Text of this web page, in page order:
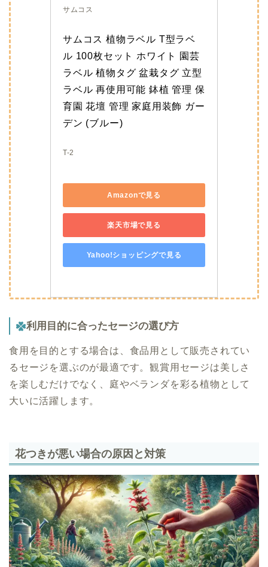
サムコス
サムコス 植物ラベル T型ラベ
ル 100枚セット ホワイト 園芸
ラベル 植物タグ 盆栽タグ 立型
ラベル 再使用可能 鉢植 管理 保
育園 花壇 管理 家庭用装飾 ガー
デン (ブルー)
T-2
Amazonで見る
楽天市場で見る
Yahoo!ショッピングで見る
利用目的に合ったセージの選び方
食用を目的とする場合は、食品用として販売されてい
るセージを選ぶのが最適です。観賞用セージは美しさ
を楽しむだけでなく、庭やベランダを彩る植物として
大いに活躍します。
花つきが悪い場合の原因と対策